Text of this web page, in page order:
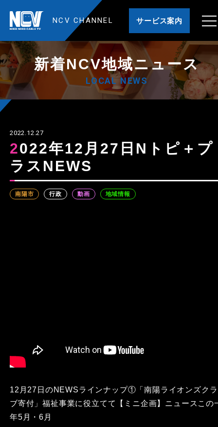
NCV CHANNEL サービス案内
新着NCV地域ニュース
LOCAL NEWS
2022.12.27
2022年12月27日Nトピ＋プ
ラスNEWS
南陽市 行政 動画 地域情報
12月27日のNEWSラインナップ①「南陽ライオンズクラ
ブ寄付」福祉事業に役立てて【ミニ企画】ニュースこの
年5月・6月